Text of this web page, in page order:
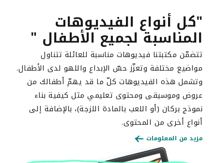
"كل أنواع الفيديوهات
المناسبة لجميع الأطفال "
تتضمّن مكتبتنا فيديوهات مناسبة للعائلة تتناول
مواضيع مختلفة وتعزّز حسّ الإبداع واللهو لدى الأطفال.
وتشمل هذه الفيديوهات كلّ ما قد يهمّ أطفالك من
عروض وموسيقى ومحتوى تعليمي مثل كيفية بناء
نموذج بركان (أو اللعب بالمادة اللزجة)، بالإضافة إلى
أنواع أخرى من المحتوى.
مزيد من المعلومات